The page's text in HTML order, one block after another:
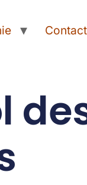
Contact